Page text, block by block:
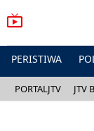
PERISTIWA
PORTALJTV JTV